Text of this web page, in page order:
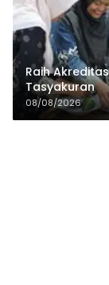
Raih
Tasyakuran
08/08/2026